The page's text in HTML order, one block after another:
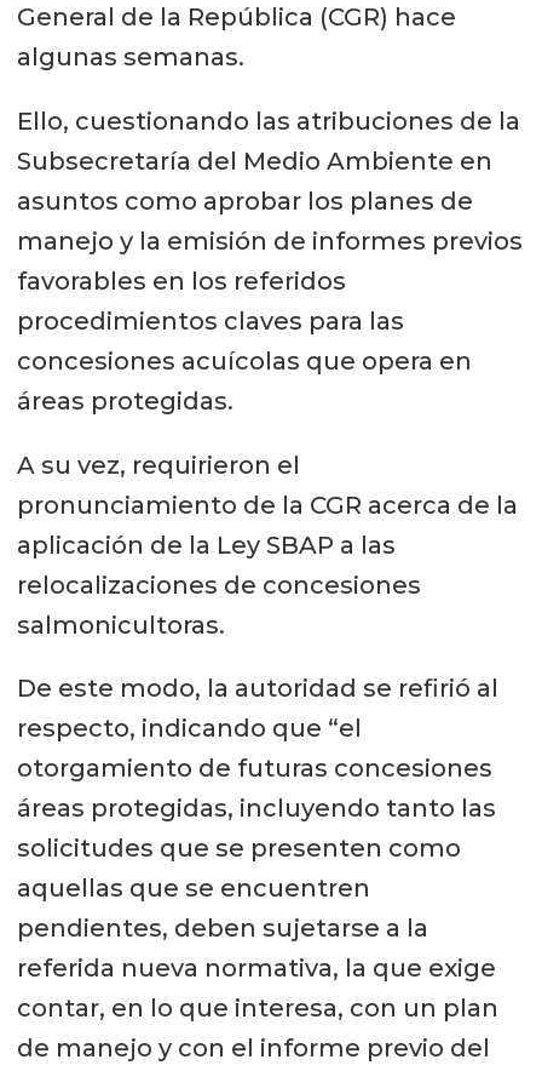
General de la República (CGR) hace
algunas semanas.
Ello, cuestionando las atribuciones de la
Subsecretaría del Medio Ambiente en
asuntos como aprobar los planes de
manejo y la emisión de informes previos
favorables en los referidos
procedimientos claves para las
concesiones acuícolas que opera en
áreas protegidas.
A su vez, requirieron el
pronunciamiento de la CGR acerca de la
aplicación de la Ley SBAP a las
relocalizaciones de concesiones
salmonicultoras.
De este modo, la autoridad se refirió al
respecto, indicando que “el
otorgamiento de futuras concesiones
áreas protegidas, incluyendo tanto las
solicitudes que se presenten como
aquellas que se encuentren
pendientes, deben sujetarse a la
referida nueva normativa, la que exige
contar, en lo que interesa, con un plan
de manejo y con el informe previo del